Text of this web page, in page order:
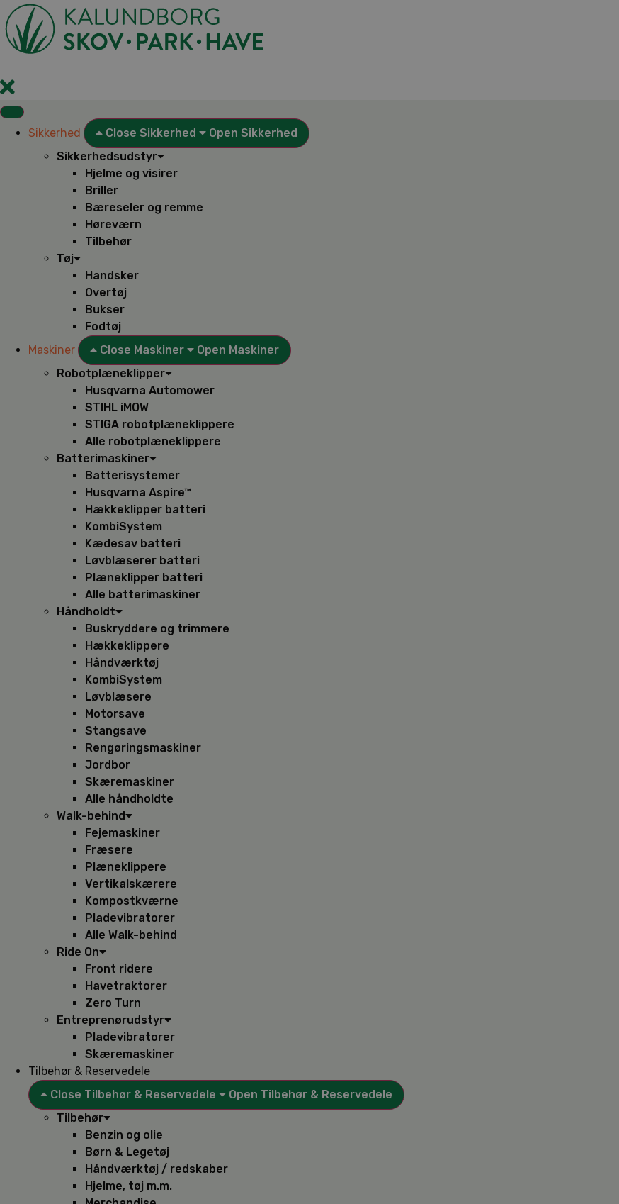
Videre
til
indhold
Sikkerhed Close Sikkerhed
Open Sikkerhed
Sikkerhedsudstyr
Hjelme og visirer
Briller
Bæreseler og remme
Høreværn
Tilbehør
Tøj
Handsker
Overtøj
Bukser
Fodtøj
Maskiner
Close Maskiner
Open Maskiner
Robotplæneklipper
Husqvarna Automower
STIHL iMOW
STIGA robotplæneklippere
Alle robotplæneklippere
Batterimaskiner
Batterisystemer
Husqvarna Aspire™
Hækkeklipper batteri
KombiSystem
Kædesav batteri
Løvblæserer batteri
Plæneklipper batteri
Alle batterimaskiner
Håndholdt
Buskryddere og trimmere
Hækkeklippere
Håndværktøj
KombiSystem
Løvblæsere
Motorsave
Stangsave
Rengøringsmaskiner
Jordbor
Skæremaskiner
Alle håndholdte
Walk-behind
Fejemaskiner
Fræsere
Plæneklippere
Vertikalskærere
Kompostkværne
Pladevibratorer
Alle Walk-behind
Ride On
Front ridere
Havetraktorer
Zero Turn
Entreprenørudstyr
Pladevibratorer
Skæremaskiner
Tilbehør & Reservedele
Close Tilbehør & Reservedele
Open Tilbehør & Reservedele
Tilbehør
Benzin og olie
Børn & Legetøj
Håndværktøj / redskaber
Hjelme, tøj m.m.